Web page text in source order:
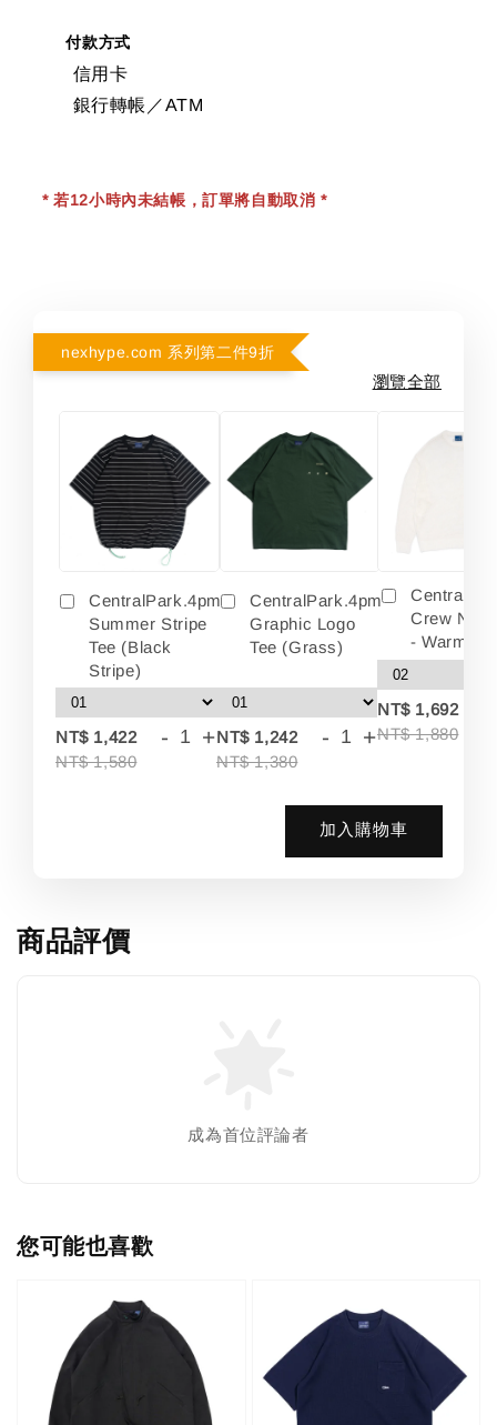
付款方式
信用卡
銀行轉帳／ATM
* 若12小時內未結帳，訂單將自動取消 *
nexhype.com 系列第二件9折
瀏覽全部
CentralPark.4pm
Summer Stripe
Tee (Black
Stripe)
NT$ 1,422
NT$ 1,580
- +
CentralPark.4pm
Graphic Logo
Tee (Grass)
NT$ 1,242
NT$ 1,380
- +
Crew
- Warm
NT$ 1,692
NT$ 1,880
加入購物車
商品評價
成為首位評論者
您可能也喜歡